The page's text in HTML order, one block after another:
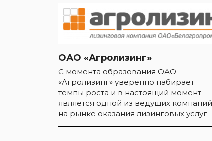
ОАО «Агролизинг»
С момента образования ОАО
«Агролизинг» уверенно набирает
темпы роста и в настоящий момент
является одной из ведущих компаний
на рынке оказания лизинговых услуг